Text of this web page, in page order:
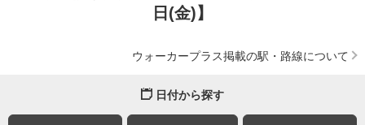
日(金)】
ウォーカープラス掲載の駅・路線について
日付から探す